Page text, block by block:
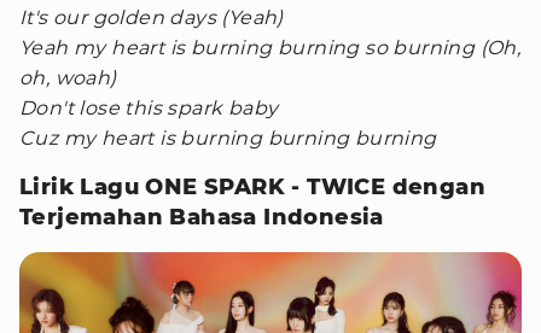
It's our golden days (Yeah)
Yeah my heart is burning burning so burning (Oh,
oh, woah)
Don't lose this spark baby
Cuz my heart is burning burning burning
Lirik Lagu ONE SPARK - TWICE dengan
Terjemahan Bahasa Indonesia